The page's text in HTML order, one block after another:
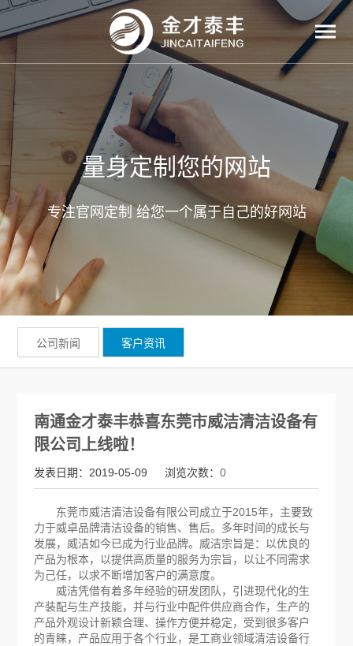
量身定制您的网站
专注官网定制 给您一个属于自己的好网站
公司新闻 客户资讯
南通金才泰丰恭喜东莞市威洁清洁设备有
限公司上线啦！
发表日期：2019-05-09 浏览次数： 0
东莞市威洁清洁设备有限公司成立于2015年，主要致
力于威卓品牌清洁设备的销售、售后。多年时间的成长与
发展，威洁如今已成为行业品牌。威洁宗旨是：以优良的
产品为根本，以提供高质量的服务为宗旨，以让不同需求
为己任，以求不断增加客户的满意度。
威洁凭借有着多年经验的研发团队，引进现代化的生
产装配与生产技能，并与行业中配件供应商合作，生产的
产品外观设计新颖合理、操作方便并稳定，受到很多客户
的青睐，产品应用于各个行业，是工商业领域清洁设备行